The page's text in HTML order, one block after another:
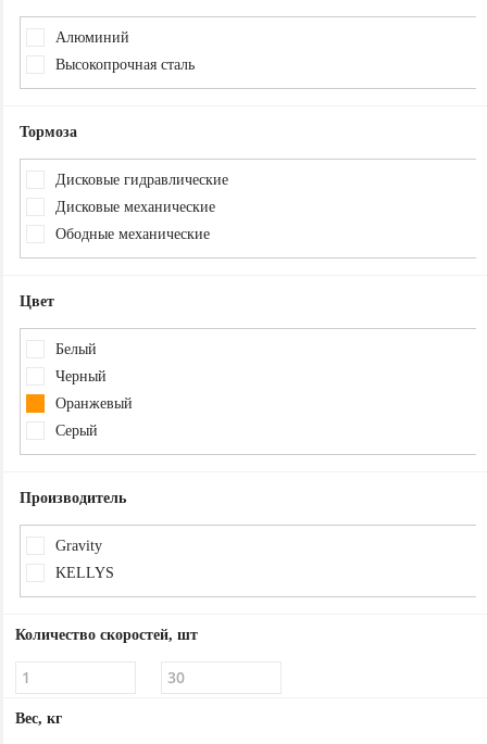
Алюминий
Высокопрочная сталь
Тормоза
Дисковые гидравлические
Дисковые механические
Ободные механические
Цвет
Белый
Черный
Оранжевый
Серый
Производитель
Gravity
KELLYS
Количество скоростей, шт
Вес, кг